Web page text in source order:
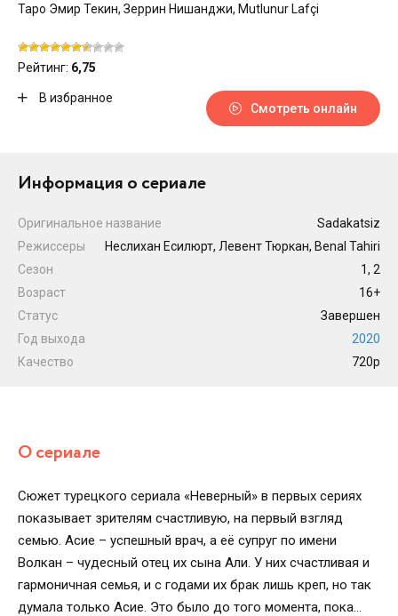
Таро Эмир Текин, Зеррин Нишанджи, Mutlunur Lafçi
Рейтинг: 6,75
В избранное
Смотреть онлайн
Информация о сериале
Оригинальное название
Sadakatsiz
Режиссеры
Неслихан Есилюрт, Левент Тюркан, Benal Tahiri
Сезон
1, 2
Возраст
16+
Статус
Завершен
Год выхода
2020
Качество
720p
О сериале
Сюжет турецкого сериала «Неверный» в первых сериях
показывает зрителям счастливую, на первый взгляд
семью. Асие – успешный врач, а её супруг по имени
Волкан – чудесный отец их сына Али. У них счастливая и
гармоничная семья, и с годами их брак лишь креп, но так
думала только Асие. Это было до того момента, пока